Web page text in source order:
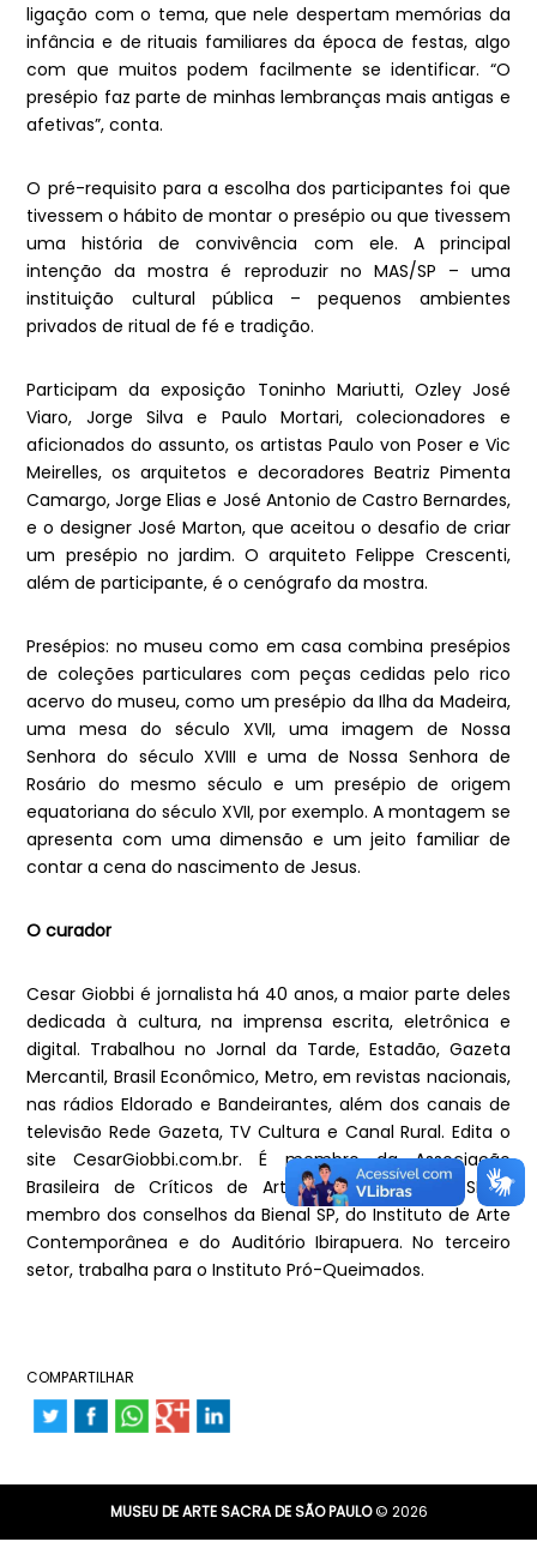
ligação com o tema, que nele despertam memórias da
infância e de rituais familiares da época de festas, algo
com que muitos podem facilmente se identificar. “O
presépio faz parte de minhas lembranças mais antigas e
afetivas”, conta.
O pré-requisito para a escolha dos participantes foi que
tivessem o hábito de montar o presépio ou que tivessem
uma história de convivência com ele. A principal
intenção da mostra é reproduzir no MAS/SP – uma
instituição cultural pública – pequenos ambientes
privados de ritual de fé e tradição.
Participam da exposição Toninho Mariutti, Ozley José
Viaro, Jorge Silva e Paulo Mortari, colecionadores e
aficionados do assunto, os artistas Paulo von Poser e Vic
Meirelles, os arquitetos e decoradores Beatriz Pimenta
Camargo, Jorge Elias e José Antonio de Castro Bernardes,
e o designer José Marton, que aceitou o desafio de criar
um presépio no jardim. O arquiteto Felippe Crescenti,
além de participante, é o cenógrafo da mostra.
Presépios: no museu como em casa combina presépios
de coleções particulares com peças cedidas pelo rico
acervo do museu, como um presépio da Ilha da Madeira,
uma mesa do século XVII, uma imagem de Nossa
Senhora do século XVIII e uma de Nossa Senhora de
Rosário do mesmo século e um presépio de origem
equatoriana do século XVII, por exemplo. A montagem se
apresenta com uma dimensão e um jeito familiar de
contar a cena do nascimento de Jesus.
O curador
Cesar Giobbi é jornalista há 40 anos, a maior parte deles
dedicada à cultura, na imprensa escrita, eletrônica e
digital. Trabalhou no Jornal da Tarde, Estadão, Gazeta
Mercantil, Brasil Econômico, Metro, em revistas nacionais,
nas rádios Eldorado e Bandeirantes, além dos canais de
televisão Rede Gazeta, TV Cultura e Canal Rural. Edita o
site CesarGiobbi.com.br. É membro da Associação
Brasileira de Críticos de Arte, diretor do MAM-SP e
membro dos conselhos da Bienal SP, do Instituto de Arte
Contemporânea e do Auditório Ibirapuera. No terceiro
setor, trabalha para o Instituto Pró-Queimados.
COMPARTILHAR
MUSEU DE ARTE SACRA DE SÃO PAULO© 2026